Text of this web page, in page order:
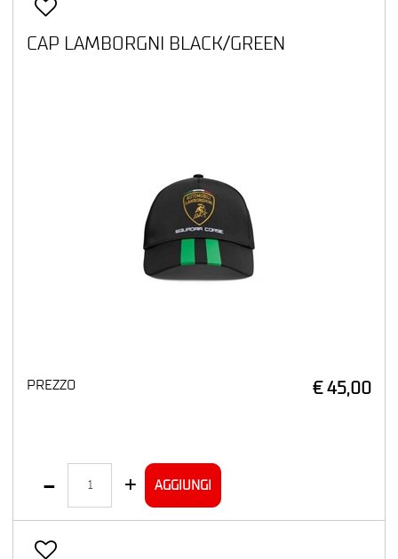
CAP LAMBORGNI BLACK/GREEN
PREZZO € 45,00
AGGIUNGI